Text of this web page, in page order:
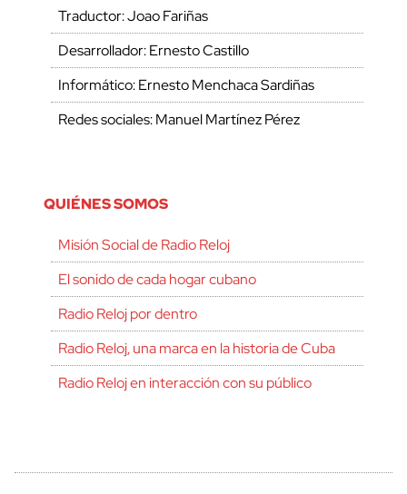
Traductor: Joao Fariñas
Desarrollador: Ernesto Castillo
Informático: Ernesto Menchaca Sardiñas
Redes sociales: Manuel Martínez Pérez
QUIÉNES SOMOS
Misión Social de Radio Reloj
El sonido de cada hogar cubano
Radio Reloj por dentro
Radio Reloj, una marca en la historia de Cuba
Radio Reloj en interacción con su público